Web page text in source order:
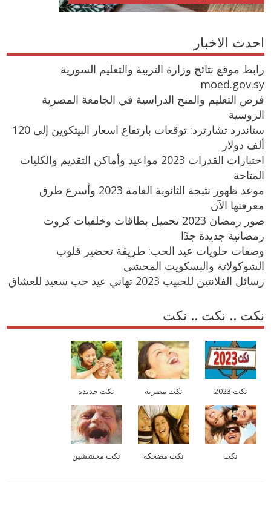
احدث الاخبار
رابط موقع نتائج وزارة التربية والتعليم السورية
moed.gov.sy
فرص التعليم والمنح الدراسية في الجامعة المصرية
الروسية
ستاندرد تشارترد: توقعات بارتفاع اسعار البيتكوين إلى 120
ألف دولار
اختبارات القدرات 2023 مواعيد وأماكن التقديم والكليات
المتاحة
موعد ظهور نتيجة الثانوية العامة 2023 وأسرع طرق
معرفتها الآن
صور رمضان 2023 تحميل بطاقات وخلفيات كروت
رمضانية جديدة جدًا
وصفات حلويات عيد الحب: طريقة تحضير قلوب
الشوكولاتة والبسكويت المحشي
رسائل الفلانتين للحبيب 2023 تهاني عيد حب سعيد للعشاق
نكت .. نكت .. نكت
نكت 2023 نكت مصرية نكت جديدة
نكت نكت مضحكة نكت محششين